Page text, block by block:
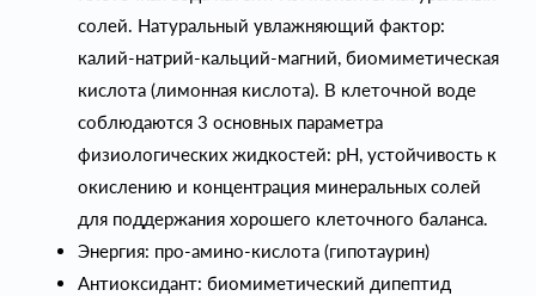
солей. Натуральный увлажняющий фактор:
калий-натрий-кальций-магний, биомиметическая
кислота (лимонная кислота). В клеточной воде
соблюдаются 3 основных параметра
физиологических жидкостей: pH, устойчивость к
окислению и концентрация минеральных солей
для поддержания хорошего клеточного баланса.
Энергия: про-амино-кислота (гипотаурин)
Антиоксидант: биомиметический дипептид